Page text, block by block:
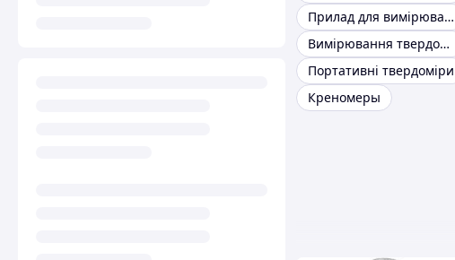
Прилад для вимірювання в'язкості фарби
Вимірювання твердості
Портативні твердоміри
Креномеры